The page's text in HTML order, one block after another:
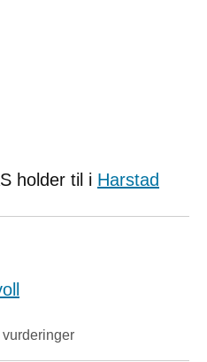
holder til i Harstad
vurderinger